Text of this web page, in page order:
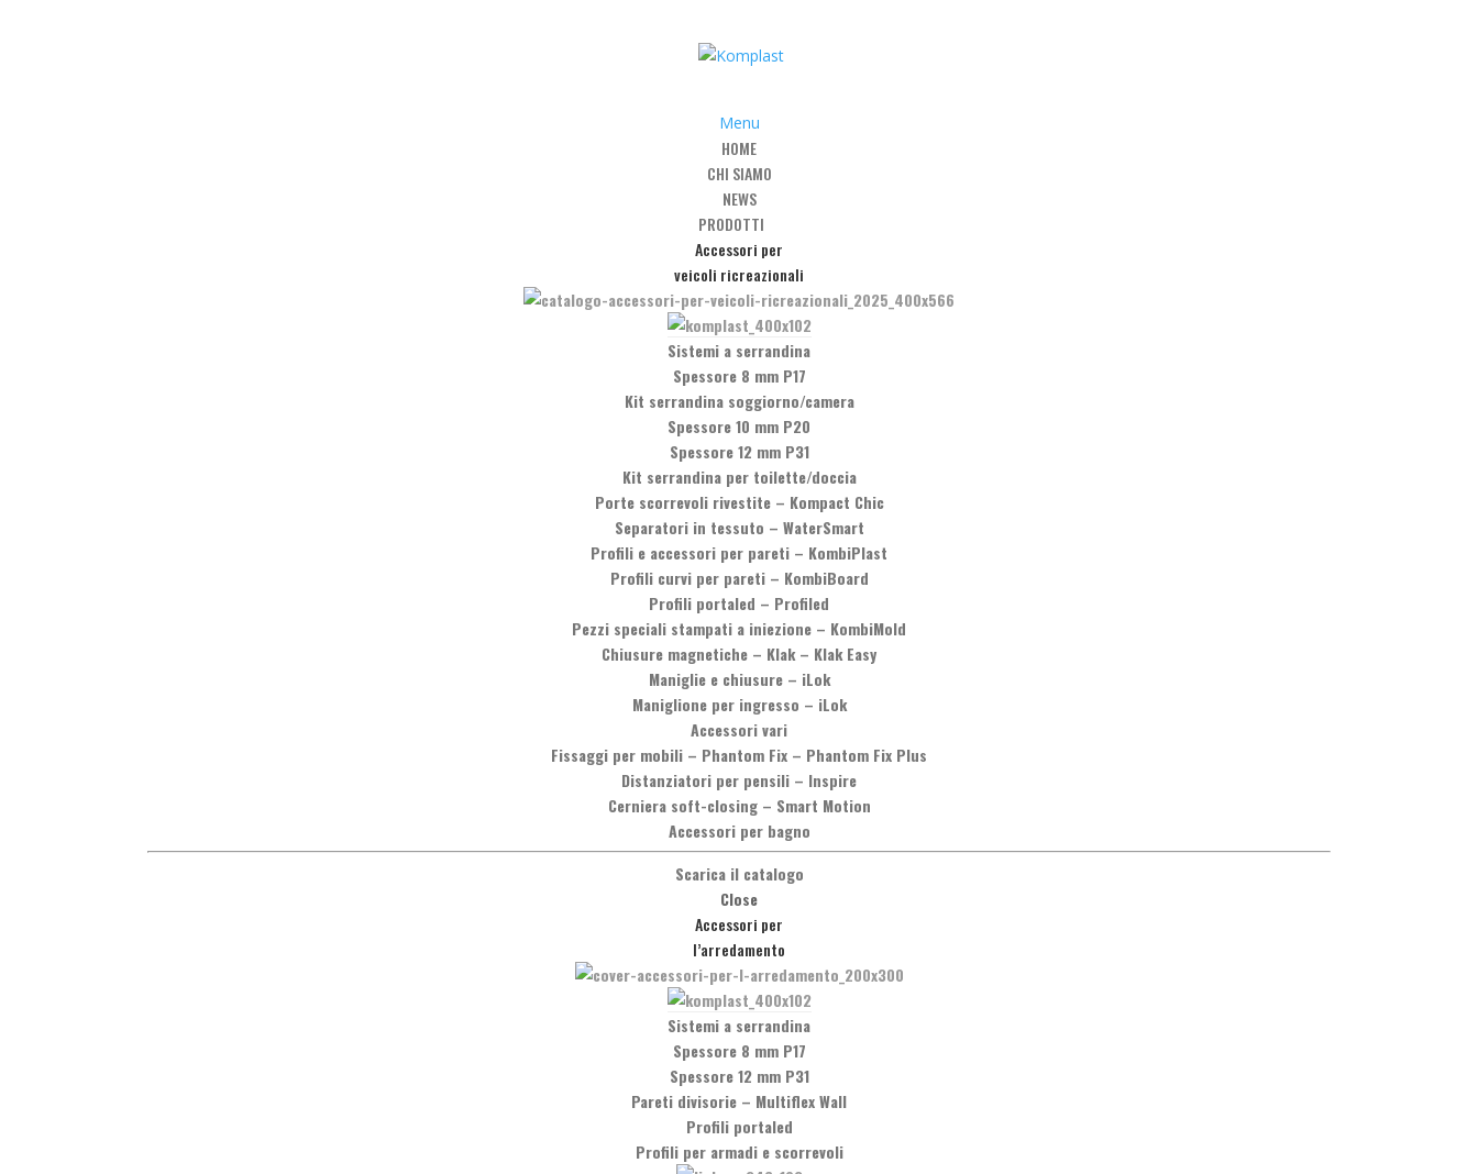
Menu
HOME
CHI SIAMO
NEWS
PRODOTTI
Accessori per
veicoli ricreazionali
Sistemi a serrandina
Spessore 8 mm P17
Kit serrandina soggiorno/camera
Spessore 10 mm P20
Spessore 12 mm P31
Kit serrandina per toilette/doccia
Porte scorrevoli rivestite– Kompact Chic
Separatori in tessuto – WaterSmart
Profili e accessori per pareti – KombiPlast
Profili curvi per pareti– KombiBoard
Profili portaled – Profiled
Pezzi speciali stampati a iniezione – KombiMold
Chiusure magnetiche – Klak – Klak Easy
Maniglie e chiusure– iLok
Maniglione per ingresso – iLok
Accessori vari
Fissaggi per mobili – Phantom Fix – Phantom Fix Plus
Distanziatori per pensili – Inspire
Cerniera soft-closing– Smart Motion
Accessori per bagno
Scarica il catalogo
Close
Accessori per
l’arredamento
Sistemi a serrandina
Spessore 8 mm P17
Spessore 12 mm P31
Pareti divisorie – Multiflex Wall
Profili portaled
Profili per armadi e scorrevoli
Art. BS-001 – Basetta H0, H2, H4 con euroviti
Desideri maggiori informazioni?
Puoi contattarci telefonicamente, chiamando il numero
oppure inviando un messaggio cliccando sul pulsante qui sotto.
Messaggio